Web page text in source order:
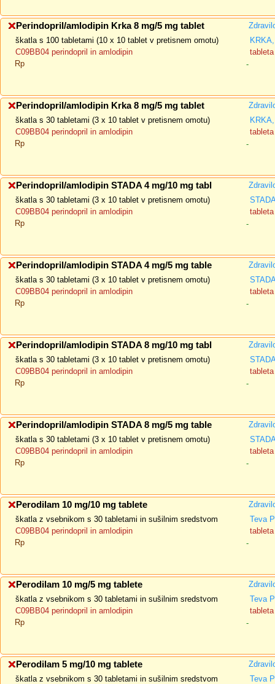
Perindopril/amlodipin Krka 8 mg/5 mg tablet
škatla s 100 tabletami (10 x 10 tablet v pretisnem omotu)
C09BB04 perindopril in amlodipin
tableta
Rp
-
Perindopril/amlodipin Krka 8 mg/5 mg tablet
škatla s 30 tabletami (3 x 10 tablet v pretisnem omotu)
C09BB04 perindopril in amlodipin
tableta
Rp
-
Perindopril/amlodipin STADA 4 mg/10 mg tabl
škatla s 30 tabletami (3 x 10 tablet v pretisnem omotu)
C09BB04 perindopril in amlodipin
tableta
Rp
-
Perindopril/amlodipin STADA 4 mg/5 mg table
škatla s 30 tabletami (3 x 10 tablet v pretisnem omotu)
C09BB04 perindopril in amlodipin
tableta
Rp
-
Perindopril/amlodipin STADA 8 mg/10 mg tabl
škatla s 30 tabletami (3 x 10 tablet v pretisnem omotu)
C09BB04 perindopril in amlodipin
tableta
Rp
-
Perindopril/amlodipin STADA 8 mg/5 mg table
škatla s 30 tabletami (3 x 10 tablet v pretisnem omotu)
C09BB04 perindopril in amlodipin
tableta
Rp
-
Perodilam 10 mg/10 mg tablete
škatla z vsebnikom s 30 tabletami in sušilnim sredstvom
Teva
C09BB04 perindopril in amlodipin
tableta
Rp
-
Perodilam 10 mg/5 mg tablete
škatla z vsebnikom s 30 tabletami in sušilnim sredstvom
Teva
C09BB04 perindopril in amlodipin
tableta
Rp
-
Perodilam 5 mg/10 mg tablete
škatla z vsebnikom s 30 tabletami in sušilnim sredstvom
Teva